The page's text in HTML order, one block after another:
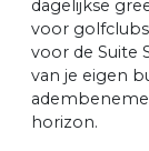
dagelijkse
voor
voor de Suite
van je eigen
horizon.